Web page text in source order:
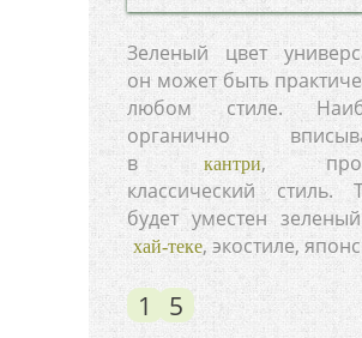
Зеленый цвет
он может быть
любом стиле.
органично
в кантри,
классический стиль.
будет уместен
хай-теке, экостиле,
1 5